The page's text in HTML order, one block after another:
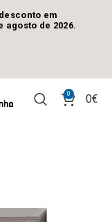
0 0€
em
agosto de 2026.